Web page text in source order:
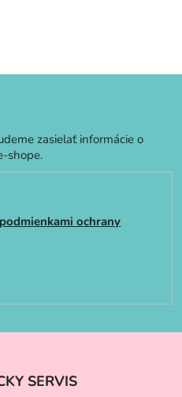
zasielať informácie o
shope.
podmienkami ochrany
SERVIS